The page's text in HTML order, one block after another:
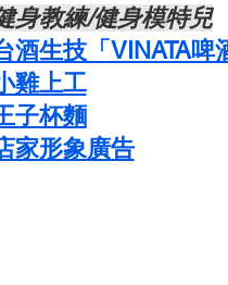
身教練/健身模特兒
酒生技「VINATA啤
雞上工
子杯麵
家形象廣告